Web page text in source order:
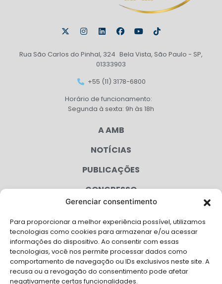
Gerenciar consentimento
Para proporcionar a melhor experiência possível, utilizamos
tecnologias como cookies para armazenar e/ou acessar
informações do dispositivo. Ao consentir com essas
tecnologias, você nos permite processar dados como
comportamento de navegação ou IDs exclusivos neste site. A
recusa ou a revogação do consentimento pode afetar
negativamente certas funcionalidades.
Rua São Carlos do Pinhal, 324 Bela Vista, São Paulo - SP,
01333903
+55 (11) 3178-6800
Horário de funcionamento:
Segunda à sexta: 9h às 18h
A AMB
NOTÍCIAS
PUBLICAÇÕES
CONGRESSO
CAMPANHAS
SERVIÇOS
FILIADAS